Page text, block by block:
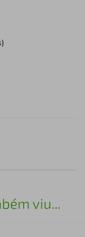
viu...